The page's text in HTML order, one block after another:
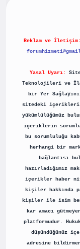
Reklam ve İletişim:
Yasal Uyarı:
Teknolojileri ve
bir Yer
sitedeki içerikleri
yükümlülüğümüz
içeriklerin
bu sorumluluğu
herhangi bir
bağlantısı
hazırladığımız
içerikler haber
kişiler hakkında
kişiler ile isim
kar amacı
platformudur.
düşündüğünüz
adresine